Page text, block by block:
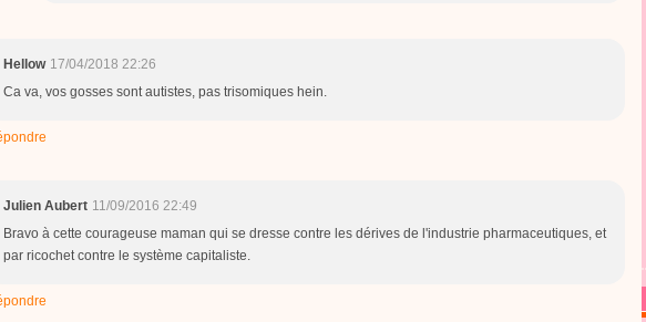
Hellow 17/04/2018 22:26
Ca va, vos gosses sont autistes, pas trisomiques hein.
Julien Aubert 11/09/2016 22:49
Bravo à cette courageuse maman qui se dresse contre les dérives de l'industrie pharmaceutiques, et
par ricochet contre le système capitaliste.